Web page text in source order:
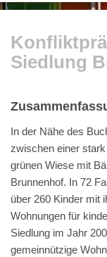
Siedlung
In der Nähe des
zwischen einer
grünen Wiese mit
Brunnenhof. In 72
über 260 Kinder mit
Wohnungen für
Siedlung im Jahr
gemeinnützige